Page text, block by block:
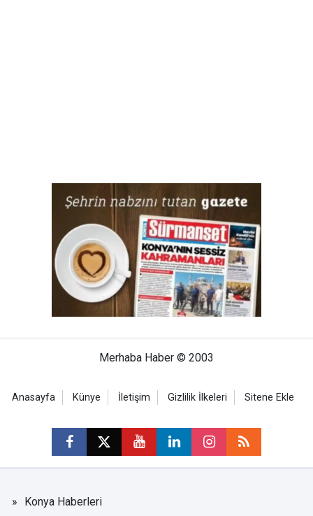
Merhaba Haber © 2003
Anasayfa Künye İletişim Gizlilik İlkeleri Sitene Ekle
Konya Haberleri